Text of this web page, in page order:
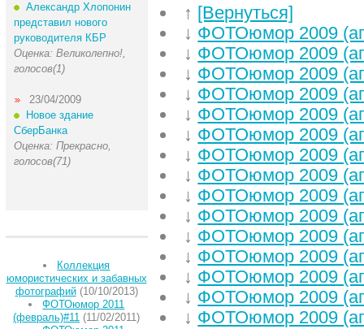
Александр Хлопонин
представил нового
руководителя КБР
Оценка: Великолепно!,
голосов(1)
23/04/2009
Новое здание
СберБанка
Оценка: Прекрасно,
голосов(71)
Коллекция
юмористических и забавных
фотографий(10/10/2013)
ФОТОюмор 2011
(февраль)#11 (11/02/2011)
↑ [Вернуться]
↓ ФОТОюмор 2009
↓ ФОТОюмор 2009
↓ ФОТОюмор 2009
↓ ФОТОюмор 2009
↓ ФОТОюмор 2009
↓ ФОТОюмор 2009
↓ ФОТОюмор 2009
↓ ФОТОюмор 2009
↓ ФОТОюмор 2009
↓ ФОТОюмор 2009
↓ ФОТОюмор 2009
↓ ФОТОюмор 2009
↓ ФОТОюмор 2009
↓ ФОТОюмор 2009
↓ ФОТОюмор 2009